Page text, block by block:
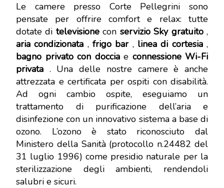
Le camere presso Corte Pellegrini sono
pensate per offrire comfort e relax: tutte
dotate di televisionecon servizio Sky gratuito,
aria condizionata ,frigo bar, linea di cortesia,
bagno privato con docciae connessione Wi-Fi
privata . Una delle nostre camere è anche
attrezzata e certificata per ospiti con disabilità.
Ad ogni cambio ospite, eseguiamo un
trattamento di purificazione dell’aria e
disinfezione con un innovativo sistema a base di
ozono. L’ozono è stato riconosciuto dal
Ministero della Sanità (protocollo n.24482 del
31 luglio 1996) come presidio naturale per la
sterilizzazione degli ambienti, rendendoli
salubri e sicuri.